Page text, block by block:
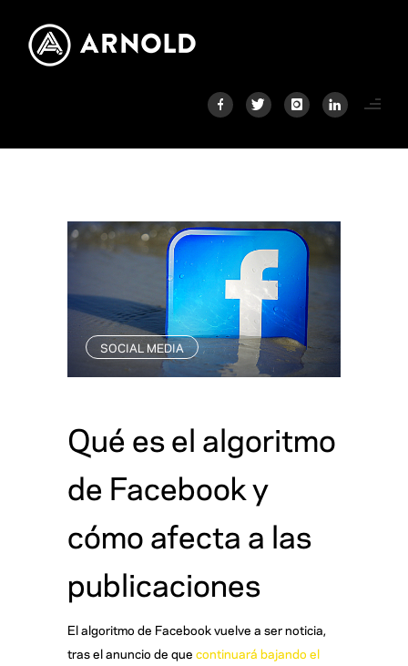
SOCIAL MEDIA
Qué es el algoritmo
de Facebook y
cómo afecta a las
publicaciones
El algoritmo de Facebook vuelve a ser noticia,
tras el anuncio de que continuará bajando el